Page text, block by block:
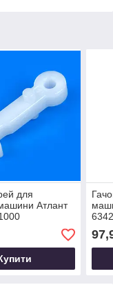
для
Атлант